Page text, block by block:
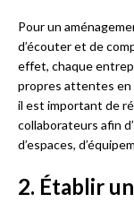
Pour un
d’écouter et de
effet, chaque
propres attentes en
il est important de
collaborateurs afin
d’espaces,
2. Établir